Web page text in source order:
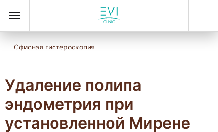
Офисная гистероскопия
Удаление полипа
эндометрия при
установленной Мирене